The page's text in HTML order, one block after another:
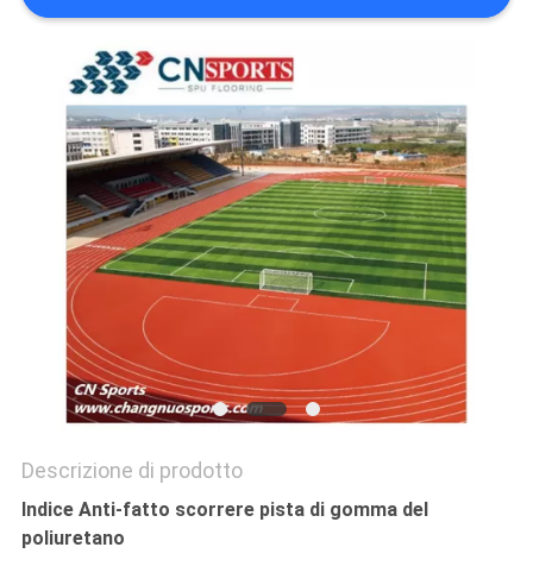
PRIVACY
POLICY
Descrizione di prodotto
Indice Anti-fatto scorrere pista di gomma del
poliuretano